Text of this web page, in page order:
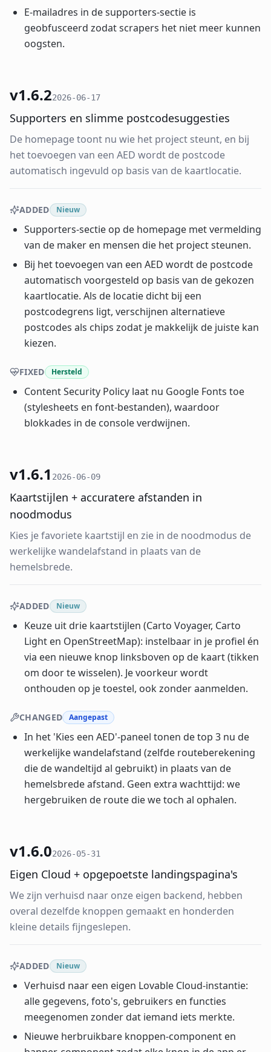
E-mailadres in de supporters-sectie is
geobfusceerd zodat scrapers het niet meer kunnen
oogsten.
v1.6.22026-06-17
Supporters en slimme postcodesuggesties
De homepage toont nu wie het project steunt, en bij
het toevoegen van een AED wordt de postcode
automatisch ingevuld op basis van de kaartlocatie.
ADDED Nieuw
Supporters-sectie op de homepage met vermelding
van de maker en mensen die het project steunen.
Bij het toevoegen van een AED wordt de postcode
automatisch voorgesteld op basis van de gekozen
kaartlocatie. Als de locatie dicht bij een
postcodegrens ligt, verschijnen alternatieve
postcodes als chips zodat je makkelijk de juiste kan
kiezen.
FIXED Hersteld
Content Security Policy laat nu Google Fonts toe
(stylesheets en font-bestanden), waardoor
blokkades in de console verdwijnen.
v1.6.1 2026-06-09
Kaartstijlen + accuratere afstanden in
noodmodus
Kies je favoriete kaartstijl en zie in de noodmodus de
werkelijke wandelafstand in plaats van de
hemelsbrede.
ADDED Nieuw
Keuze uit drie kaartstijlen (Carto Voyager, Carto
Light en OpenStreetMap): instelbaar in je profiel én
via een nieuwe knop linksboven op de kaart (tikken
om door te wisselen). Je voorkeur wordt
onthouden op je toestel, ook zonder aanmelden.
CHANGED Aangepast
In het 'Kies een AED'-paneel tonen de top 3 nu de
werkelijke wandelafstand (zelfde routeberekening
die de wandeltijd al gebruikt) in plaats van de
hemelsbrede afstand. Geen extra wachttijd: we
hergebruiken de route die we toch al ophalen.
v1.6.02026-05-31
Eigen Cloud + opgepoetste landingspagina's
We zijn verhuisd naar onze eigen backend, hebben
overal dezelfde knoppen gemaakt en honderden
kleine details fijngeslepen.
ADDED Nieuw
Verhuisd naar een eigen Lovable Cloud-instantie:
alle gegevens, foto's, gebruikers en functies
meegenomen zonder dat iemand iets merkte.
Nieuwe herbruikbare knoppen-component en